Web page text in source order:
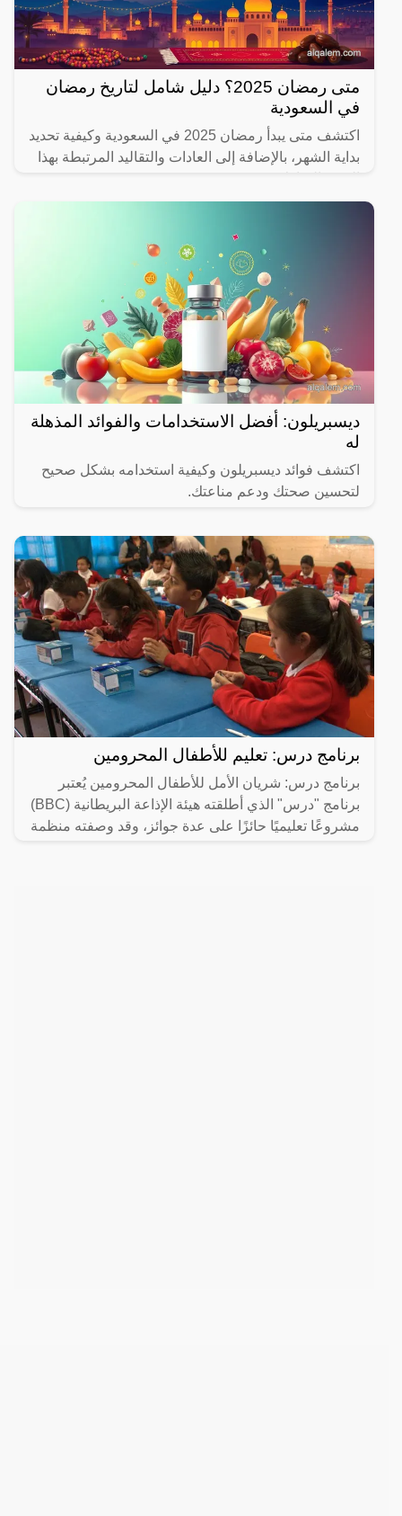
متى رمضان 2025؟ دليل شامل لتاريخ رمضان
في السعودية
اكتشف متى يبدأ رمضان 2025 في السعودية وكيفية تحديد
بداية الشهر، بالإضافة إلى العادات والتقاليد المرتبطة بهذا
ديسبريلون: أفضل الاستخدامات والفوائد المذهلة
له
اكتشف فوائد ديسبريلون وكيفية استخدامه بشكل صحيح
لتحسين صحتك ودعم مناعتك.
برنامج درس: تعليم للأطفال المحرومين
برنامج درس: شريان الأمل للأطفال المحرومين يُعتبر
برنامج "درس" الذي أطلقته هيئة الإذاعة البريطانية (BBC)
مشروعًا تعليميًا حائزًا على عدة جوائز، وقد وصفته منظمة